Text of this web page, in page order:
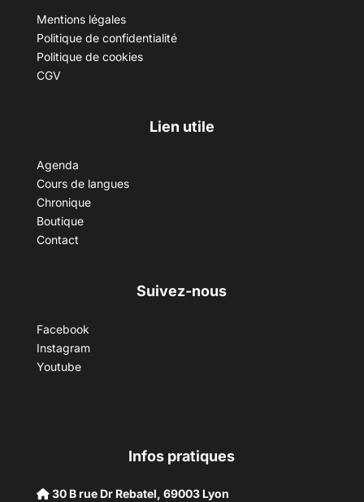
Mentions légales
Politique de confidentialité
Politique de cookies
CGV
Lien utile
Agenda
Cours de langues
Chronique
Boutique
Contact
Suivez-nous
Facebook
Instagram
Youtube
Infos pratiques
30 B rue Dr Rebatel, 69003 Lyon